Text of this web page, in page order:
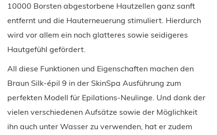
10000 Borsten abgestorbene Hautzellen ganz sanft
entfernt und die Hauterneuerung stimuliert. Hierdurch
wird vor allem ein noch glatteres sowie seidigeres
Hautgefühl gefördert.
All diese Funktionen und Eigenschaften machen den
Braun Silk-épil 9 in der SkinSpa Ausführung zum
perfekten Modell für Epilations-Neulinge. Und dank der
vielen verschiedenen Aufsätze sowie der Möglichkeit
ihn auch unter Wasser zu verwenden, hat er zudem